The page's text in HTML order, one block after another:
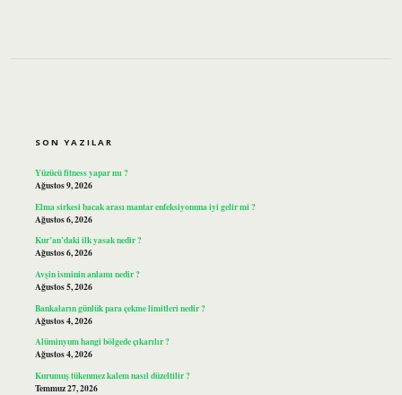
SON YAZILAR
Yüzücü fitness yapar mı ?
Ağustos 9, 2026
Elma sirkesi bacak arası mantar enfeksiyonuna iyi gelir mi ?
Ağustos 6, 2026
Kur’an’daki ilk yasak nedir ?
Ağustos 6, 2026
Avşin isminin anlamı nedir ?
Ağustos 5, 2026
Bankaların günlük para çekme limitleri nedir ?
Ağustos 4, 2026
Alüminyum hangi bölgede çıkarılır ?
Ağustos 4, 2026
Kurumuş tükenmez kalem nasıl düzeltilir ?
Temmuz 27, 2026